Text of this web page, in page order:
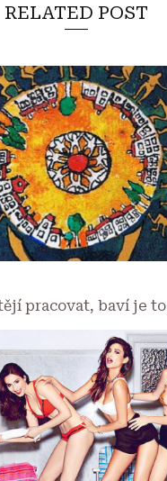
RELATED POST
pracovat, baví je to